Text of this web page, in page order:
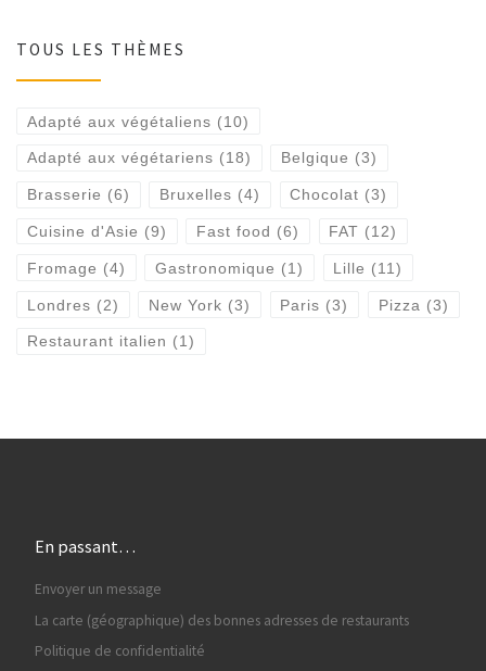
TOUS LES THÈMES
Adapté aux végétaliens (10)
Adapté aux végétariens (18) Belgique (3)
Brasserie (6) Bruxelles (4) Chocolat (3)
Cuisine d'Asie (9) Fast food (6) FAT (12)
Fromage (4) Gastronomique (1) Lille (11)
Londres (2) New York (3) Paris (3) Pizza (3)
Restaurant italien (1)
En passant…
Envoyer un message
La carte (géographique) des bonnes adresses de restaurants
Politique de confidentialité